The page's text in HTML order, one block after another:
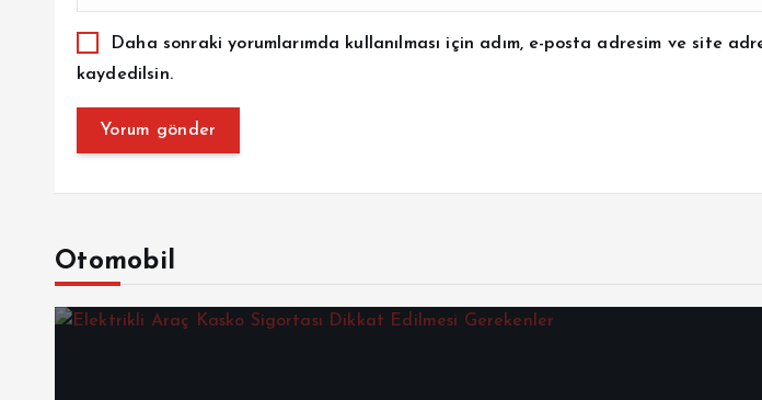
Daha sonraki yorumlarımda kullanılması için adım, e-posta adresim ve site
kaydedilsin.
Otomobil